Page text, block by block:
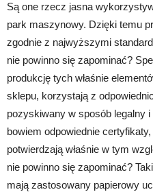
Są one rzecz jasna
park maszynowy. Dzięki temu
zgodnie z najwyższymi
nie powinno się zapominać?
produkcję tych właśnie
sklepu, korzystają z
pozyskiwany w sposób legalny
bowiem odpowiednie
potwierdzają właśnie w tym
nie powinno się zapominać?
mają zastosowany papierowy